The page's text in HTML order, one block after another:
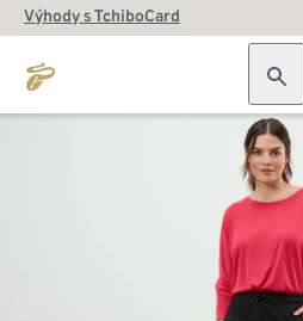
Výhody s TchiboCard